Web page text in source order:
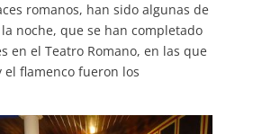
romanos, han sido algunas de
noche, que se han completado
en el Teatro Romano, en las que
el flamenco fueron los